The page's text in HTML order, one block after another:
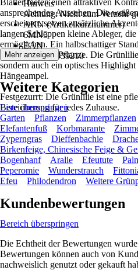
Hinweis
Achtung: Nicht zum Verzehr
AKN (Artikelkurznummer)
6MN5
EAN
2007005939210
Blätter bieten einen attraktiven
ansprechendes Aussehen. Die
erscheinen, setzen zusätzliche
langen Schleppen kleine Ableger,
ermöglichen. Ein halbschattiger
Gesundheit der Pflanze. Die
sondern auch ein optisches
Hängeampel.
Festgezurrt: Die Grünlilie ist eine
Bereicherung für jedes Zuhause.
Mehr anzeigen
Weitere Kategorien
Liste überspringen
Garten
Pflanzen Zimmerpflanzen
Elefantenfuß
Korbmarante
Zyperngras
Dieffenbachie
Birkenfeige, Chinesische Feige &
Bogenhanf
Aralie Efeutute
Peperomie
Wunderstrauch
Efeu
Philodendron Weitere
Kundenbewertungen
Bereich überspringen
Die Echtheit der Bewertungen
Bewertungen können auch von
nachweislich genutzt oder gekauft